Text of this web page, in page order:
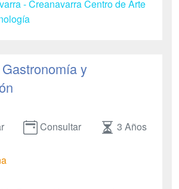
- Creanavarra Centro de Arte
y
Consultar 3 Años